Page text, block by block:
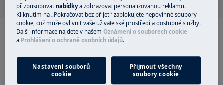
přizpůsobovatnabídkya zobrazovat personalizovanou reklamu.
Kliknutím na „Pokračovat bez přijetí“ zablokujete nepovinné soubory
cookie, což může ovlivnit vaše uživatelské prostředí a dostupné služby.
Další informace najdete v našemOznámení o souborech cookie
a Prohlášení o ochraně osobních údajů.
Nastavení souborů
cookie
Přijmout všechny
soubory cookie